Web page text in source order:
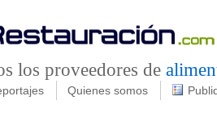
los proveedores de
Quienes somos